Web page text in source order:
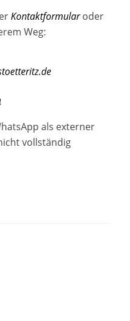
Kontaktformularoder
Weg:
als externer
vollständig